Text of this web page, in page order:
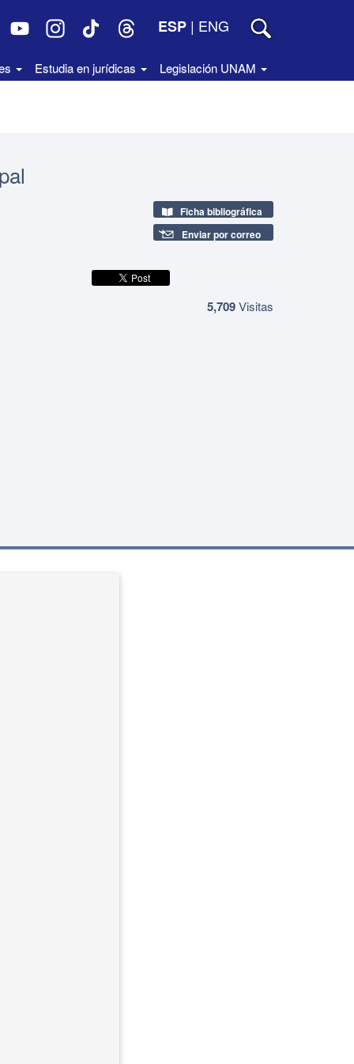
ESP | ENG
Estudia en jurídicas Legislación UNAM
Ficha bibliográfica
Enviar por correo
5,709Visitas